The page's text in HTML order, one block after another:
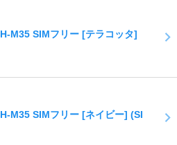
M35 SIMフリー [テラコッタ]
M35 SIMフリー [ネイビー] (SI